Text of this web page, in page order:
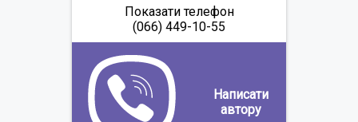
Показати телефон
(066) 449-10-55
Написати
автору